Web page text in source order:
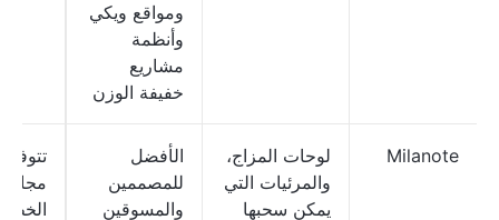
ومواقع ويكي
وأنظمة
مشاريع
خفيفة الوزن
Milanote
لوحات المزاج،
والمرئيات التي
يمكن سحبها
الأفضل
للمصممين
والمسوقين